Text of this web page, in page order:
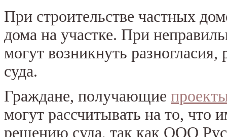
При строительстве частных
дома на участке. При
могут возникнуть
суда.
Граждане, получающие
могут рассчитывать на то, что
решению суда, так как ООО